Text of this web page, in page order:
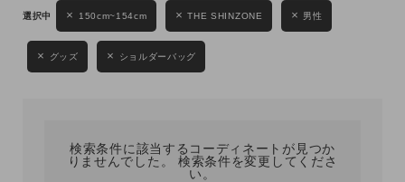
性別
MENS LADIES KIDS
150cm~154cm THE SHINZONE 男性
グッズ ショルダーバッグ
検索条件に該当するコーディネートが見つか
りませんでした。 検索条件を変更してくださ
い。